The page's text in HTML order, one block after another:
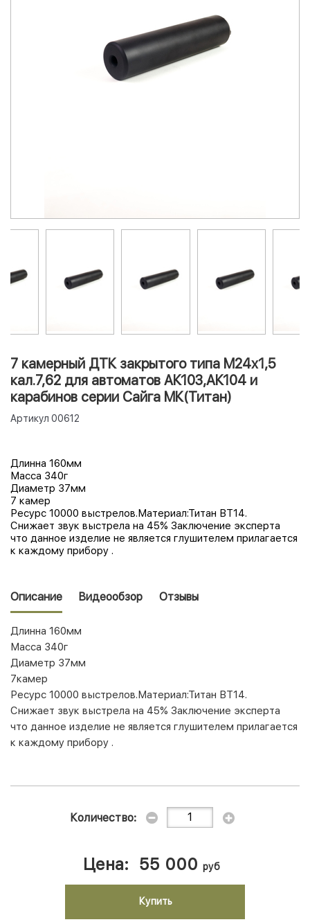
7 камерный ДТК закрытого типа М24х1,5
кал.7,62 для автоматов АК103,АК104 и
карабинов серии Сайга МК(Титан)
Артикул 00612
Длинна 160мм
Масса 340г
Диаметр 37мм
7 камер
Ресурс 10000 выстрелов.Материал:Титан ВТ14.
Снижает звук выстрела на 45% Заключение эксперта
что данное изделие не является глушителем прилагается
к каждому прибору .
Описание Видеообзор Отзывы
Длинна 160мм
Масса 340г
Диаметр 37мм
7камер
Ресурс 10000 выстрелов.Материал:Титан ВТ14.
Снижает звук выстрела на 45% Заключение эксперта
что данное изделие не является глушителем прилагается
к каждому прибору .
Количество:
Цена: 55 000 руб
Купить